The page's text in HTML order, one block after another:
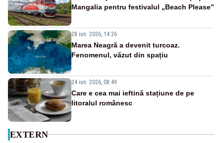
Mangalia pentru festivalul „Beach Please”
28 iun. 2026, 14:26
Marea Neagră a devenit turcoaz.
Fenomenul, văzut din spațiu
24 iun. 2026, 08:49
Care e cea mai ieftină stațiune de pe
litoralul românesc
EXTERN